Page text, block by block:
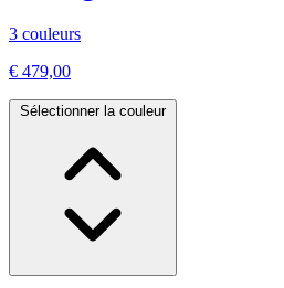
3 couleurs
€ 479,00
Sélectionner la couleur